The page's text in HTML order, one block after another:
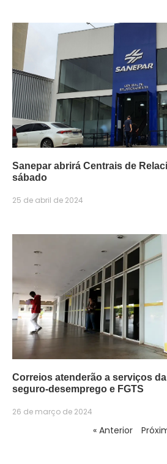
Sanepar abrirá Centrais de
sábado
25 de abril de 2024
Correios atenderão a serviços
seguro-desemprego e FGTS
26 de março de 2024
« Anterior